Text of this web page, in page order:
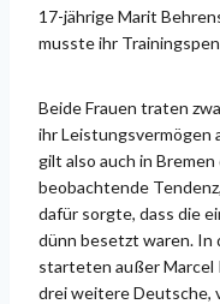
17-jährige Marit
musste ihr
Beide Frauen traten
ihr Leistungsvermögen
gilt also auch in
beobachtende
dafür sorgte, dass die
dünn besetzt waren. In
starteten außer Marcel
drei weitere Deutsche,